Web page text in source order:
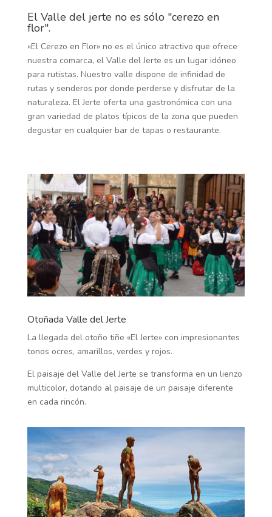
El Valle del jerte no es sólo "cerezo en
flor".
«El Cerezo en Flor» no es el único atractivo que ofrece
nuestra comarca, el Valle del Jerte es un lugar idóneo
para rutistas. Nuestro valle dispone de infinidad de
rutas y senderos por donde perderse y disfrutar de la
naturaleza. El Jerte oferta una gastronómica con una
gran variedad de platos típicos de la zona que pueden
degustar en cualquier bar de tapas o restaurante.
Otoñada Valle del Jerte
La llegada del otoño tiñe «El Jerte» con impresionantes
tonos ocres, amarillos, verdes y rojos.
El paisaje del Valle del Jerte se transforma en un lienzo
multicolor, dotando al paisaje de un paisaje diferente
en cada rincón.